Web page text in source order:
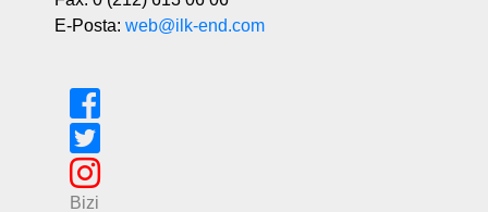
E-Posta: web@ilk-end.com
Bizi